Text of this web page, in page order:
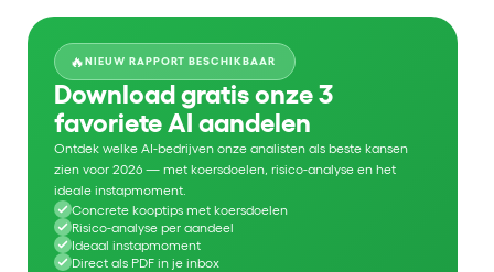
🔥 NIEUW RAPPORT BESCHIKBAAR
Download gratis onze 3
favoriete AI aandelen
Ontdek welke AI-bedrijven onze analisten als beste kansen
zien voor 2026 — met koersdoelen, risico-analyse en het
ideale instapmoment.
Concrete kooptips met koersdoelen
Risico-analyse per aandeel
Ideaal instapmoment
Direct als PDF in je inbox